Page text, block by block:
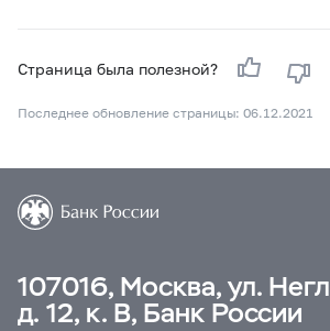
Страница была полезной?
Последнее обновление страницы: 06.12.2021
107016, Москва, ул.
д. 12, к. В, Банк России